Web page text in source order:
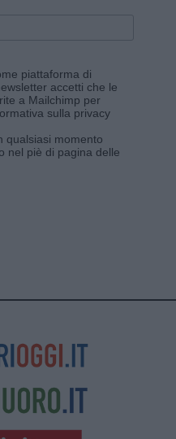
piattaforma di
accetti che le
a Mailchimp per
sulla privacy
qualsiasi momento
nel piè di pagina delle